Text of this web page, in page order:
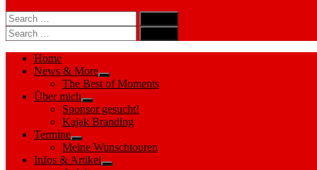
Search
for:
Search
Search
for:
Search
Home
News & More
Show
sub
The Best of Moments
Über mich
Show
sub
menu
Sponsor gesucht!
Kajak Branding
Termine
Show
sub
menu
Meine Wunschtouren
Infos & Artikel